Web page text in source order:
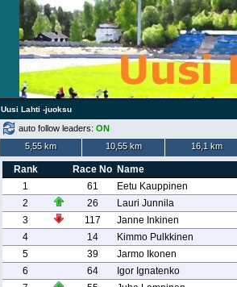
Uusi Lahti -juoksu
auto follow leaders: ON
5,55 km
10,55 km 16,1 km
Rank Race No Name
1
61
Eetu Kauppinen
2
26
Lauri Junnila
3
117
Janne Inkinen
4
14
Kimmo Pulkkinen
5
39
Jarmo Ikonen
6
64
Igor Ignatenko